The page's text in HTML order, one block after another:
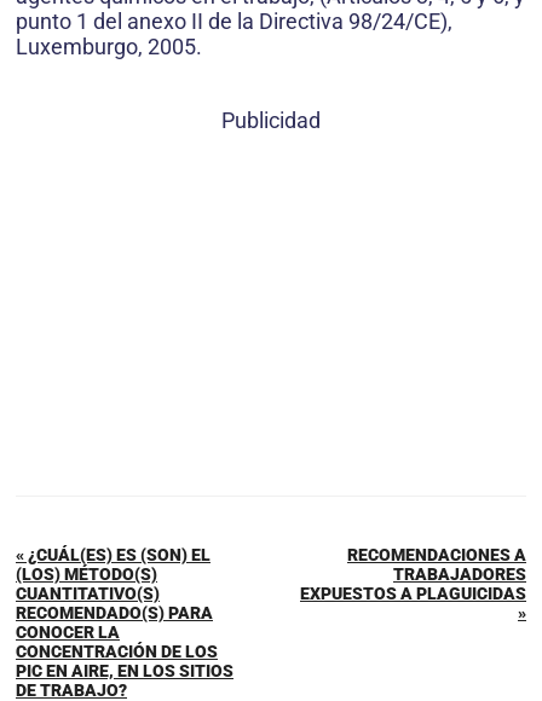
punto 1 del anexo II de la Directiva 98/24/CE),
Luxemburgo, 2005.
Publicidad
« ¿CUÁL(ES) ES (SON) EL
(LOS) MÉTODO(S)
CUANTITATIVO(S)
RECOMENDADO(S) PARA
CONOCER LA
CONCENTRACIÓN DE LOS
PIC EN AIRE, EN LOS SITIOS
DE TRABAJO?
RECOMENDACIONES A
TRABAJADORES
EXPUESTOS A PLAGUICIDAS
»